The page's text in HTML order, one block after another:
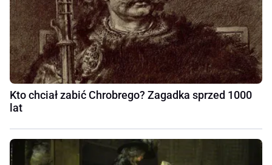
Kto chciał zabić Chrobrego? Zagadka sprzed 1000
lat